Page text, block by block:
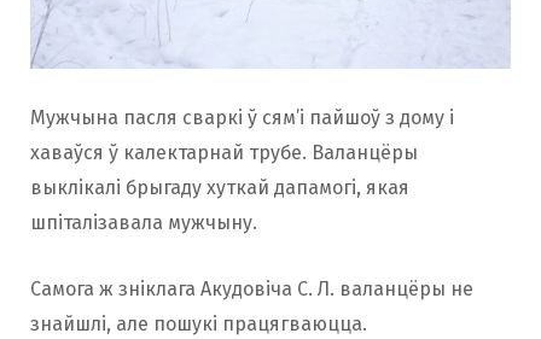
Мужчына пасля сваркі ў сям’і пайшоў з дому і
хаваўся ў калектарнай трубе. Валанцёры
выклікалі брыгаду хуткай дапамогі, якая
шпіталізавала мужчыну.
Самога ж зніклага Акудовіча С. Л. валанцёры не
знайшлі, але пошукі працягваюцца.